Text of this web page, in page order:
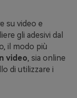
su video e
gli adesivi dal
il modo più
video, sia online
di utilizzare i